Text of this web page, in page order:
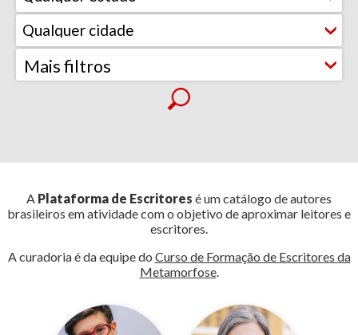
Mais filtros
A Plataforma de Escritores é um catálogo de autores
brasileiros em atividade com o objetivo de aproximar leitores e
escritores.
A curadoria é da equipe do Curso de Formação de Escritores da
Metamorfose.